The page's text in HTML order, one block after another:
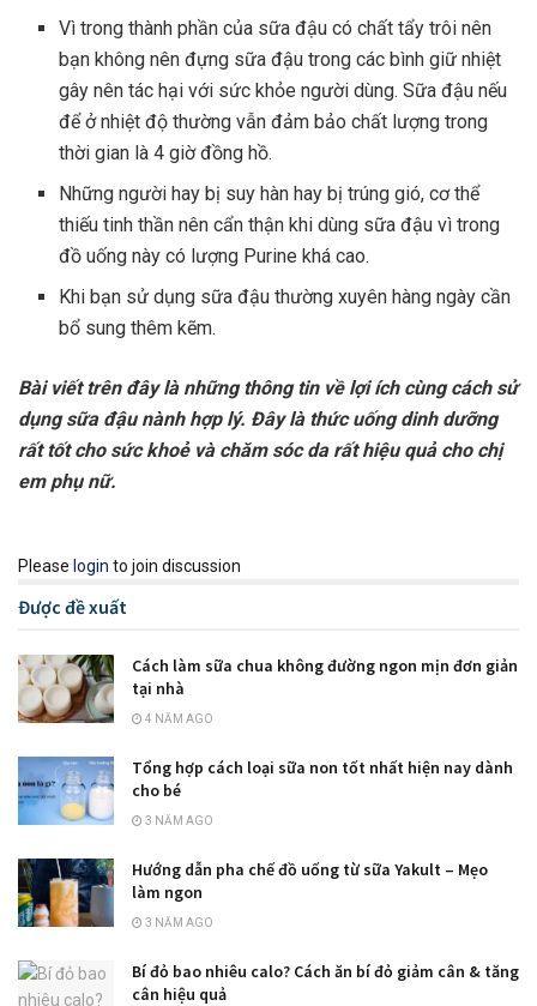
Vì trong thành phần của sữa đậu có chất tẩy trôi nên
bạn không nên đựng sữa đậu trong các bình giữ nhiệt
gây nên tác hại với sức khỏe người dùng. Sữa đậu nếu
để ở nhiệt độ thường vẫn đảm bảo chất lượng trong
thời gian là 4 giờ đồng hồ.
Những người hay bị suy hàn hay bị trúng gió, cơ thể
thiếu tinh thần nên cẩn thận khi dùng sữa đậu vì trong
đồ uống này có lượng Purine khá cao.
Khi bạn sử dụng sữa đậu thường xuyên hàng ngày cần
bổ sung thêm kẽm.
Bài viết trên đây là những thông tin về lợi ích cùng cách sử
dụng sữa đậu nành hợp lý. Đây là thức uống dinh dưỡng
rất tốt cho sức khoẻ và chăm sóc da rất hiệu quả cho chị
em phụ nữ.
Please login to join discussion
Được đề xuất
Cách làm sữa chua không đường ngon mịn đơn giản
tại nhà
4 NĂM AGO
Tổng hợp cách loại sữa non tốt nhất hiện nay dành
cho bé
3 NĂM AGO
Hướng dẫn pha chế đồ uống từ sữa Yakult – Mẹo
làm ngon
3 NĂM AGO
Bí đỏ bao nhiêu calo? Cách ăn bí đỏ giảm cân & tăng
cân hiệu quả